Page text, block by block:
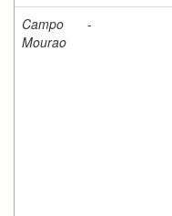
Campo
Mourao
-